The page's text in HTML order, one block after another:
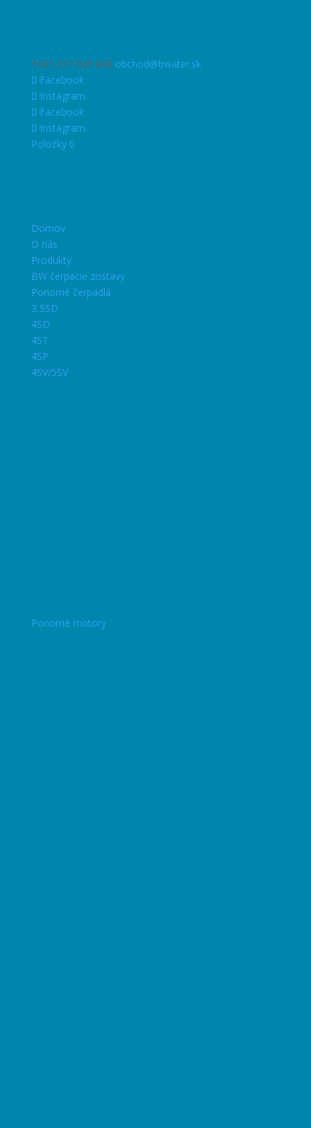
+421 917 045 849 obchod@bwater.sk
Facebook
Instagram
Facebook
Instagram
Položky 0
Domov
O nás
Produkty
BW čerpacie zostavy
Ponorné čerpadlá
3,5SD
4SD
4ST
4SP
4SV/5SV
Ponorné motory